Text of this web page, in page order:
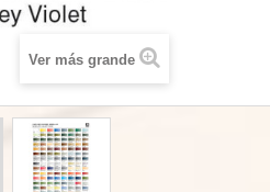
Ver más grande